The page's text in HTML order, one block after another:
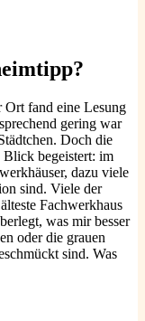
fand eine Lesung
gering war
Doch die
begeistert: im
dazu viele
sind. Viele der
Fachwerkhaus
was mir besser
oder die grauen
sind. Was